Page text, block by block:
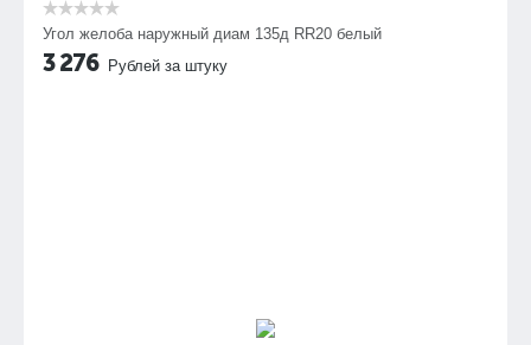
Угол желоба наружный диам 135д RR20 белый
3 276 Рублей за штуку